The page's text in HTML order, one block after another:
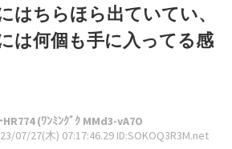
はちらほら出ていてい、
は何個も手に入ってる感
(ﾜﾝﾐﾝｸﾞｸ MMd3-vA7O
07/27(木) 07:17:46.29 ID:SOKOQ3R3M.net